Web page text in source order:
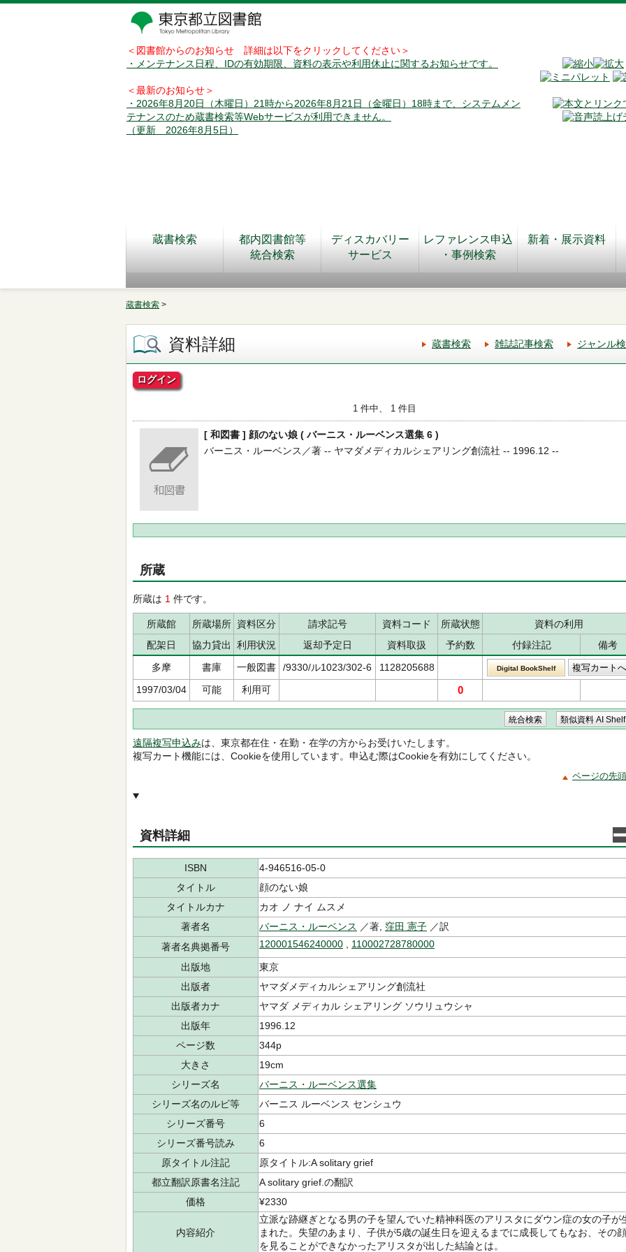
＜図書館からのお知らせ 詳細は以下をクリックしてください＞
・メンテナンス日程、IDの有効期限、資料の表示や利用休止に関するお知らせです。
＜最新のお知らせ＞
・2026年8月20日（木曜日）21時から2026年8月21日（金曜日）18時まで、システムメン
テナンスのため蔵書検索等Webサービスが利用できません。
（更新 2026年8月5日）
蔵書検索
都内図書館等
統合検索
ディスカバリー
サービス
レファレンス申込
・事例検索
新着・展示資料
蔵書検索 >
資料詳細 蔵書検索 雑誌記事検索 ジャンル
ログイン
1 件中、 1 件目
[ 和図書 ] 顔のない娘 ( バーニス・ルーベンス選集 6 )
バーニス・ルーベンス／著 -- ヤマダメディカルシェアリング創流社 -- 1996.12 --
所蔵
所蔵は 1 件です。
所蔵館 所蔵場所 資料区分 請求記号 資料コード 所蔵状態
資料の利用
配架日
協力貸出 利用状況 返却予定日 資料取扱 予約数 付録注記
備考
多摩
書庫 一般図書 /9330/ル1023/302-6 1128205688 Digital BookShelf
1997/03/04 可能 利用可 0
遠隔複写申込みは、東京都在住・在勤・在学の方からお受けいたします。
複写カート機能には、Cookieを使用しています。申込む際はCookieを有効にしてください。
ページの先
資料詳細
ISBN
4-946516-05-0
タイトル
顔のない娘
タイトルカナ
カオ ノ ナイ ムスメ
著者名
バーニス・ルーベンス ／著, 窪田 憲子 ／訳
著者名典拠番号
120001546240000 110002728780000
出版地
東京
出版者
ヤマダメディカルシェアリング創流社
出版者カナ
ヤマダ メディカル シェアリング ソウリュウシャ
出版年
1996.12
ページ数
344p
大きさ
19cm
シリーズ名
バーニス・ルーベンス選集
シリーズ名のルビ等
バーニス ルーベンス センシュウ
シリーズ番号
6
シリーズ番号読み
6
原タイトル注記
原タイトル:A solitary grief
都立翻訳原書名注記
A solitary grief.の翻訳
価格
¥2330
内容紹介
立派な跡継ぎとなる男の子を望んでいた精神科医のアリスタにダウン症の女の子が
まれた。失望のあまり、子供が5歳の誕生日を迎えるまでに成長してもなお、その顔
を見ることができなかったアリスタが出した結論とは。